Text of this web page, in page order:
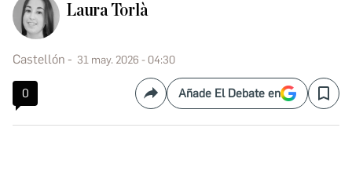
Laura Torlà
Castellón 31 may. 2026 - 04:30
0 CompartirAñade El Debate en Save